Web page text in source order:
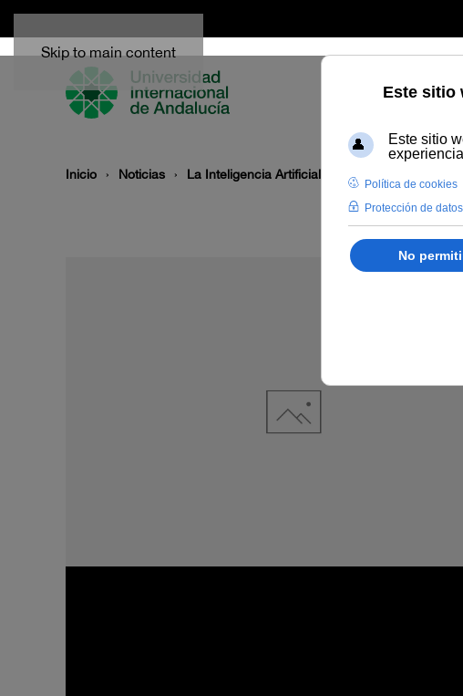
Skip to main content
Inicio Noticias La Inteligencia Artificial protagoniza la primera